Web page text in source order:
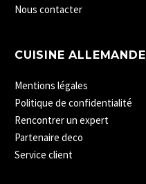
Nous contacter
CUISINE ALLEMANDE
Mentions légales
Politique de confidentialité
Rencontrer un expert
Partenaire deco
Service client